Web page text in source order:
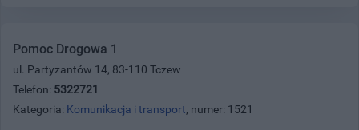
Pomoc Drogowa 1
ul. Partyzantów 14, 83-110 Tczew
Telefon: 5322721
Kategoria: Komunikacja i transport, numer: 1521